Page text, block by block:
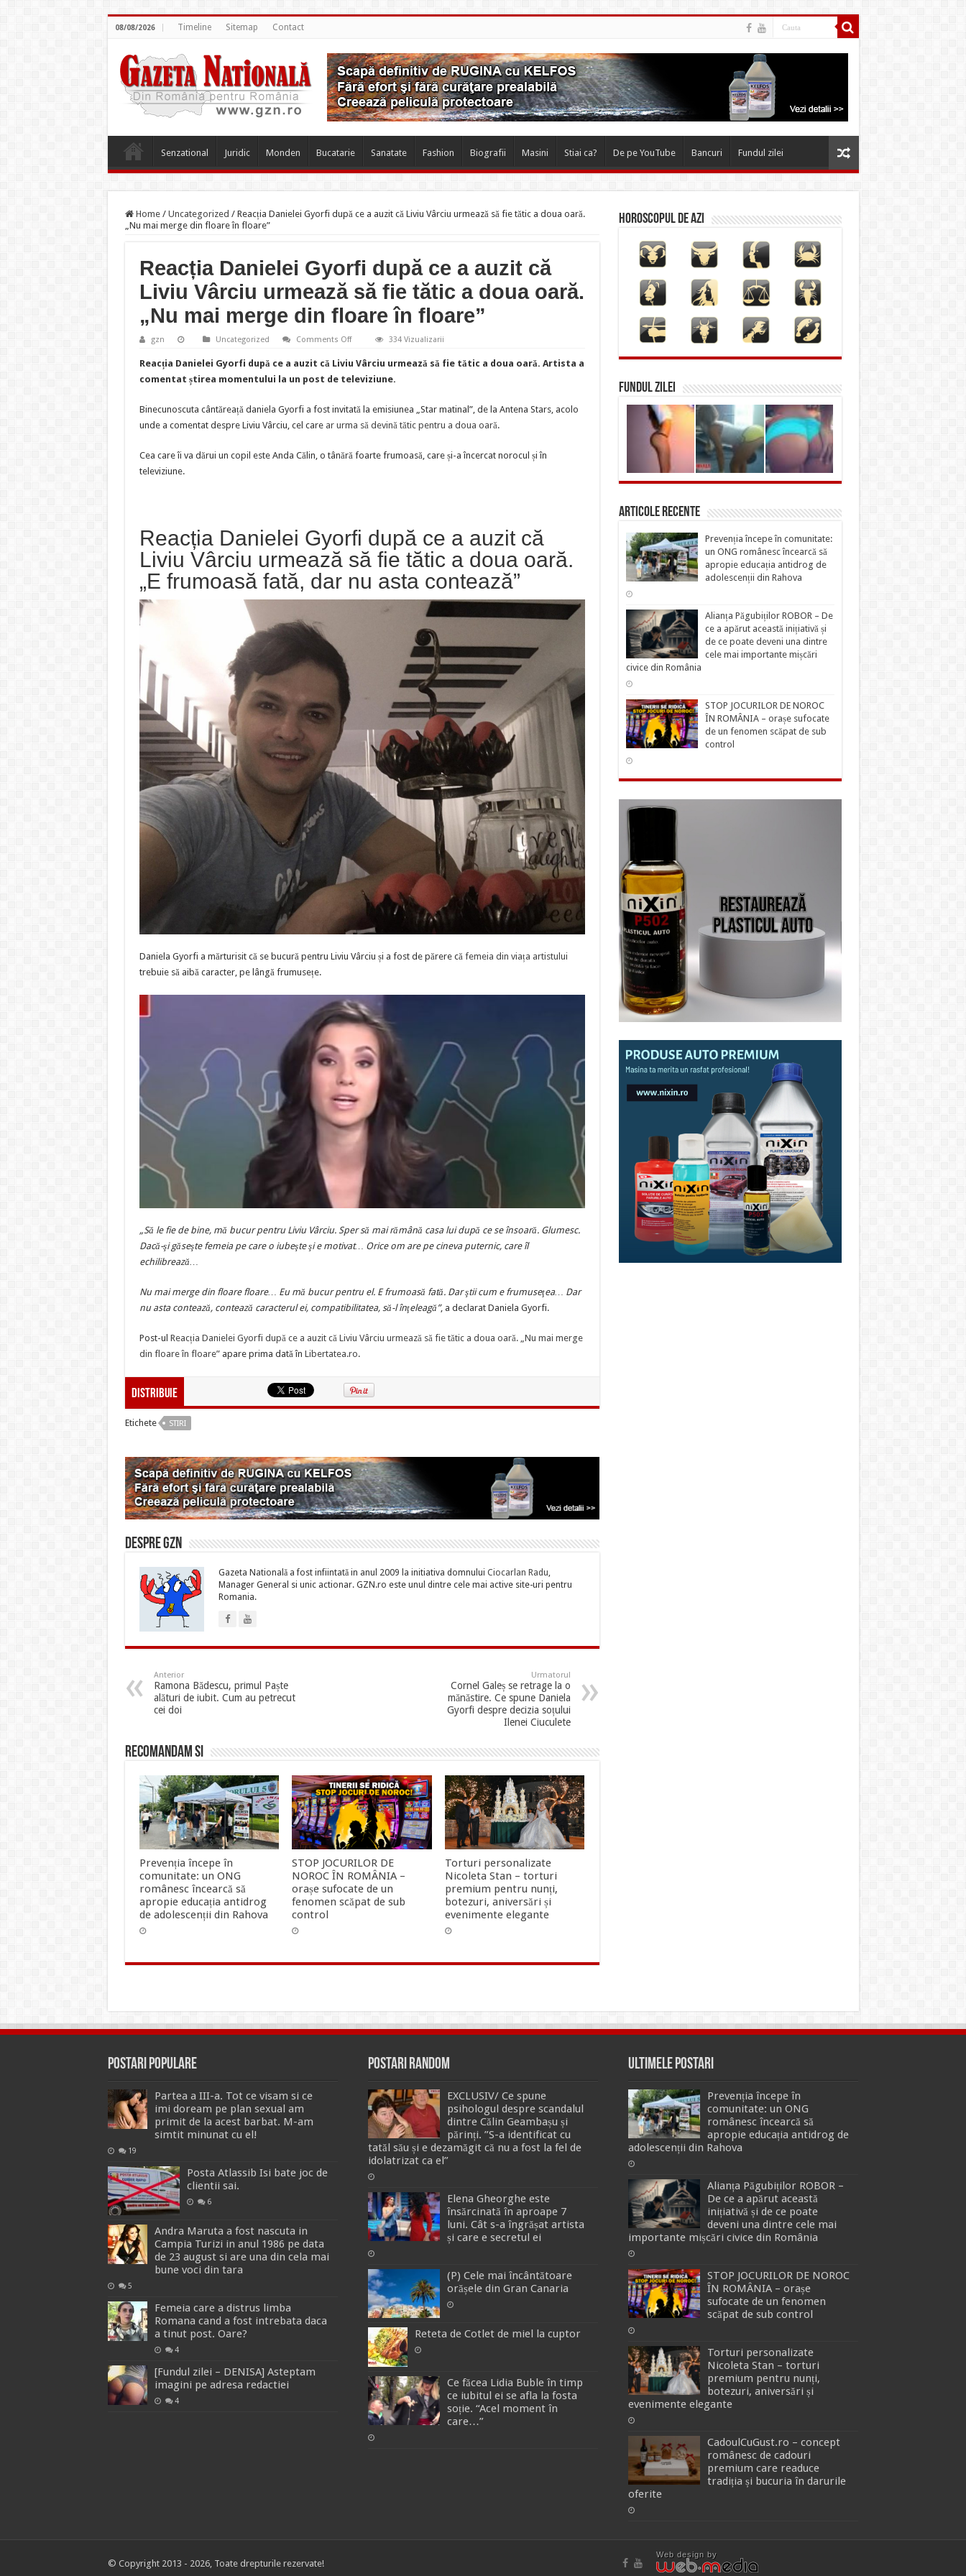
08/08/2026 Timeline Sitemap Contact
Senzational Juridic Monden Bucatarie Sanatate Fashion Biografii Masini Stiai ca? De pe YouTube Bancuri Fundul zilei
Home / Uncategorized / Reacția Danielei Gyorfi după ce a auzit că Liviu Vârciu urmează să fie tătic a doua oară.
„Nu mai merge din floare în floare”
Reacția Danielei Gyorfi după ce a auzit că
Liviu Vârciu urmează să fie tătic a doua oară.
„Nu mai merge din floare în floare”
gzn Uncategorized Comments Offon
Danielei
Gyorfi
după
ce
auzit
că
Liviu
să
fie
din
floare
în
floare”
334 Vizualizarii
Reacția Danielei Gyorfi după ce a auzit că Liviu Vârciu urmează să fie tătic a doua oară. Artista a
comentat știrea momentului la un post de televiziune.
Binecunoscuta cântăreață daniela Gyorfi a fost invitată la emisiunea „Star matinal”, de la Antena Stars, acolo
unde a comentat despre Liviu Vârciu, cel care ar urma să devină tătic pentru a doua oară.
Cea care îi va dărui un copil este Anda Călin, o tânără foarte frumoasă, care și-a încercat norocul și în
televiziune.
Reacția Danielei Gyorfi după ce a auzit că
Liviu Vârciu urmează să fie tătic a doua oară.
„E frumoasă fată, dar nu asta contează”
Daniela Gyorfi a mărturisit că se bucură pentru Liviu Vârciu și a fost de părere că femeia din viața artistului
trebuie să aibă caracter, pe lângă frumusețe.
„Să le fie de bine, mă bucur pentru Liviu Vârciu. Sper să mai rămână casa lui după ce se însoară. Glumesc.
Dacă-şi găseşte femeia pe care o iubeşte şi e motivat… Orice om are pe cineva puternic, care îl
echilibrează…
Nu mai merge din floare floare… Eu mă bucur pentru el. E frumoasă fată. Dar ştii cum e frumuseţea… Dar
nu asta contează, contează caracterul ei, compatibilitatea, să-l înţeleagă”, a declarat Daniela Gyorfi.
Post-ul Reacția Danielei Gyorfi după ce a auzit că Liviu Vârciu urmează să fie tătic a doua oară. „Nu mai merge
din floare în floare”apare prima dată în Libertatea.ro.
Distribuie
Etichete STIRI
Despre gzn
Gazeta Natională a fost infiintată in anul 2009 la initiativa domnului Ciocarlan Radu
Manager General si unic actionar. GZN.ro este unul dintre cele mai active site-uri pentru
Romania.
Anterior
Ramona Bădescu, primul Paște
alături de iubit. Cum au petrecut
cei doi
Urmatorul
Cornel Galeș se retrage la o
mănăstire. Ce spune Daniela
Gyorfi despre decizia soțului
Ilenei Ciuculete
Recomandam si
Prevenția începe în
comunitate: un ONG
românesc încearcă să
apropie educația antidrog
de adolescenții din Rahova
STOP JOCURILOR DE
NOROC ÎN ROMÂNIA –
orașe sufocate de un
fenomen scăpat de sub
control
Torturi personalizate
Nicoleta Stan – torturi
premium pentru nunți,
botezuri, aniversări și
evenimente elegante
Horoscopul de azi
FUNDUL ZILEI
Articole recente
Prevenția începe în comunitate:
un ONG românesc încearcă să
apropie educația antidrog de
adolescenții din Rahova
Alianța Păgubiților ROBOR – De
ce a apărut această inițiativă și
de ce poate deveni una dintre
cele mai importante mișcări
civice din România
STOP JOCURILOR DE NOROC
ÎN ROMÂNIA – orașe sufocate
de un fenomen scăpat de sub
control
Postari Populare
Partea a III-a. Tot ce visam si ce
imi doream pe plan sexual am
primit de la acest barbat. M-am
simtit minunat cu el!
19
Posta Atlassib Isi bate joc de
clientii sai.
6
Andra Maruta a fost nascuta in
Campia Turizi in anul 1986 pe data
de 23 august si are una din cela mai
bune voci din tara
5
Femeia care a distrus limba
Romana cand a fost intrebata daca
a tinut post. Oare?
4
[Fundul zilei – DENISA] Asteptam
imagini pe adresa redactiei
4
Postari Random
EXCLUSIV/ Ce spune
psihologul despre scandalul
dintre Călin Geambașu și
părinți. ”S-a identificat cu
tatăl său și e dezamăgit că nu a fost la fel de
idolatrizat ca el”
Elena Gheorghe este
însărcinată în aproape 7
luni. Cât s-a îngrășat artista
și care e secretul ei
(P) Cele mai încântătoare
orășele din Gran Canaria
Reteta de Cotlet de miel la cuptor
Ce făcea Lidia Buble în timp
ce iubitul ei se afla la fosta
soție. “Acel moment în
care…”
Ultimele Postari
Prevenția începe în
comunitate: un ONG
românesc încearcă să
apropie educația antidrog de
adolescenții din Rahova
Alianța Păgubiților ROBOR –
De ce a apărut această
inițiativă și de ce poate
deveni una dintre cele mai
importante mișcări civice din România
STOP JOCURILOR DE NOROC
ÎN ROMÂNIA – orașe
sufocate de un fenomen
scăpat de sub control
Torturi personalizate
Nicoleta Stan – torturi
premium pentru nunți,
botezuri, aniversări și
evenimente elegante
CadoulCuGust.ro – concept
românesc de cadouri
premium care readuce
tradiția și bucuria în darurile
oferite
Web design by
© Copyright 2013 - 2026, Toate drepturile rezervate!